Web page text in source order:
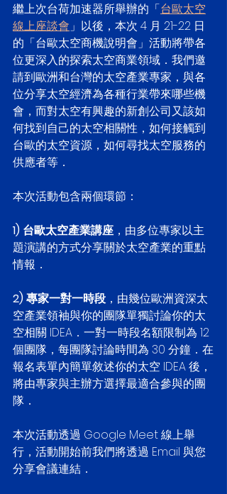
繼上次台荷加速器所舉辦的「台歐太空
線上座談會」以後，本次 4 月 21-22 日
的「台歐太空商機說明會」活動將帶各
位更深入的探索太空商業領域．我們邀
請到歐洲和台灣的太空產業專家，與各
位分享太空經濟為各種行業帶來哪些機
會，而對太空有興趣的新創公司又該如
何找到自己的太空相關性，如何接觸到
台歐的太空資源，如何尋找太空服務的
供應者等．
本次活動包含兩個環節：
1) 台歐太空產業講座 ，由多位專家以主
題演講的方式分享關於太空產業的重點
情報．
2) 專家一對一時段，由幾位歐洲資深太
空產業領袖與你的團隊單獨討論你的太
空相關 IDEA．一對一時段名額限制為 12
個團隊，每團隊討論時間為 30 分鐘．在
報名表單內簡單敘述你的太空 IDEA 後，
將由專家與主辦方選擇最適合參與的團
隊．
本次活動透過 Google Meet 線上舉
行，活動開始前我們將透過 Email 與您
分享會議連結．